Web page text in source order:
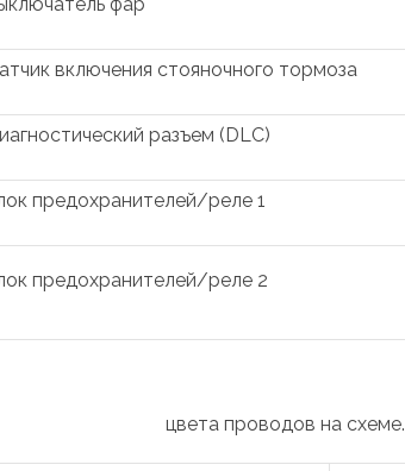
включения стояночного тормоза
разъем (DLC)
предохранителей/реле 1
предохранителей/реле 2
цвета проводов на схеме.